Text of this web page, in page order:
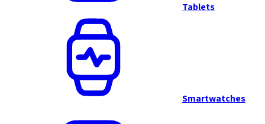
Tablets
Smartwatches